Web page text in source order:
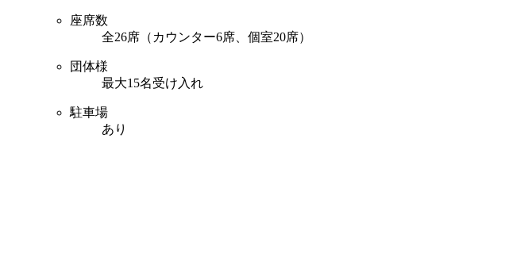
座席数
全26席（カウンター6席、個室20席）
団体様
最大15名受け入れ
駐車場
あり